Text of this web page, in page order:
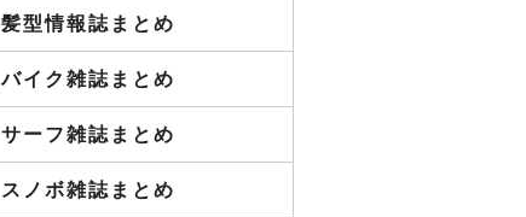
髪型情報誌まとめ
バイク雑誌まとめ
サーフ雑誌まとめ
スノボ雑誌まとめ